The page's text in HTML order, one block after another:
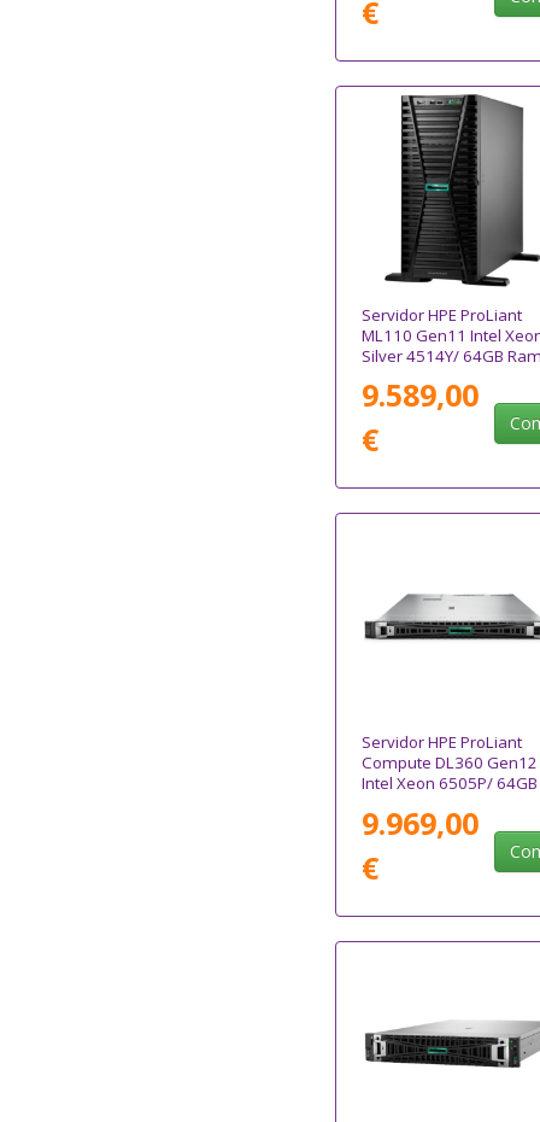
€
Servidor HPE ProLiant
ML110 Gen11 Intel
Silver 4514Y/ 64GB
9.589,00
€
Servidor HPE ProLiant
Compute DL360 Gen12
Intel Xeon 6505P/ 64GB
9.969,00
€